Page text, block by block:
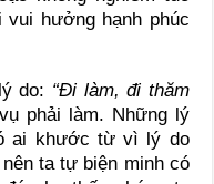
vui hưởng hạnh phúc
do: “Đi làm, đi thăm
phải làm. Những lý
ai khước từ vì lý do
ta tự biện minh có